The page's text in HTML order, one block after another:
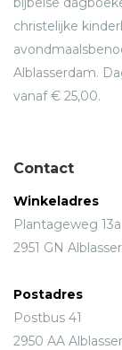
christelijke
Alblasserdam.
vanaf € 25,00.
Contact
Winkeladres
Plantageweg 13a
2951 GN
Postadres
Postbus 41
2950 AA